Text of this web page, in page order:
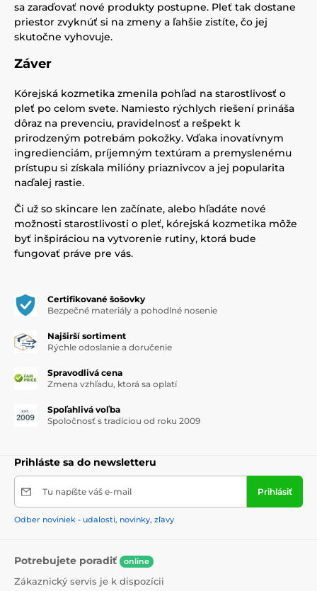
sa zaraďovať nové produkty postupne. Pleť tak dostane
priestor zvyknúť si na zmeny a ľahšie zistíte, čo jej
skutočne vyhovuje.
Záver
Kórejská kozmetika zmenila pohľad na starostlivosť o
pleť po celom svete. Namiesto rýchlych riešení prináša
dôraz na prevenciu, pravidelnosť a rešpekt k
prirodzeným potrebám pokožky. Vďaka inovatívnym
ingredienciám, príjemným textúram a premyslenému
prístupu si získala milióny priaznivcov a jej popularita
naďalej rastie.
Či už so skincare len začínate, alebo hľadáte nové
možnosti starostlivosti o pleť, kórejská kozmetika môže
byť inšpiráciou na vytvorenie rutiny, ktorá bude
fungovať práve pre vás.
Certifikované šošovky
Bezpečné materiály a pohodlné nosenie
Najširší sortiment
Rýchle odoslanie a doručenie
Spravodlivá cena
Zmena vzhľadu, ktorá sa oplatí
Spoľahlivá voľba
Spoločnosť s tradíciou od roku 2009
Prihláste sa do newsletteru
Tu napíšte váš e-mail Prihlásiť
Odber noviniek - udalosti, novinky, zľavy
Potrebujete poradiť online
Zákaznický servis je k dispozícii